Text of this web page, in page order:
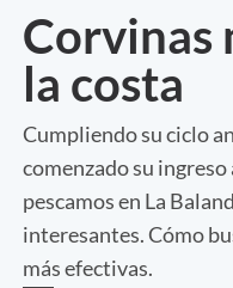
Corvinas
la costa
Cumpliendo su ciclo
comenzado su ingreso
pescamos en La
interesantes. Cómo
más efectivas.